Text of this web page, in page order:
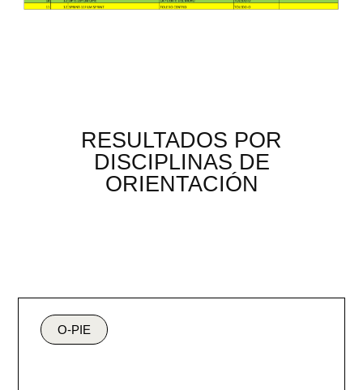
RESULTADOS POR
DISCIPLINAS DE
ORIENTACIÓN
O-PIE